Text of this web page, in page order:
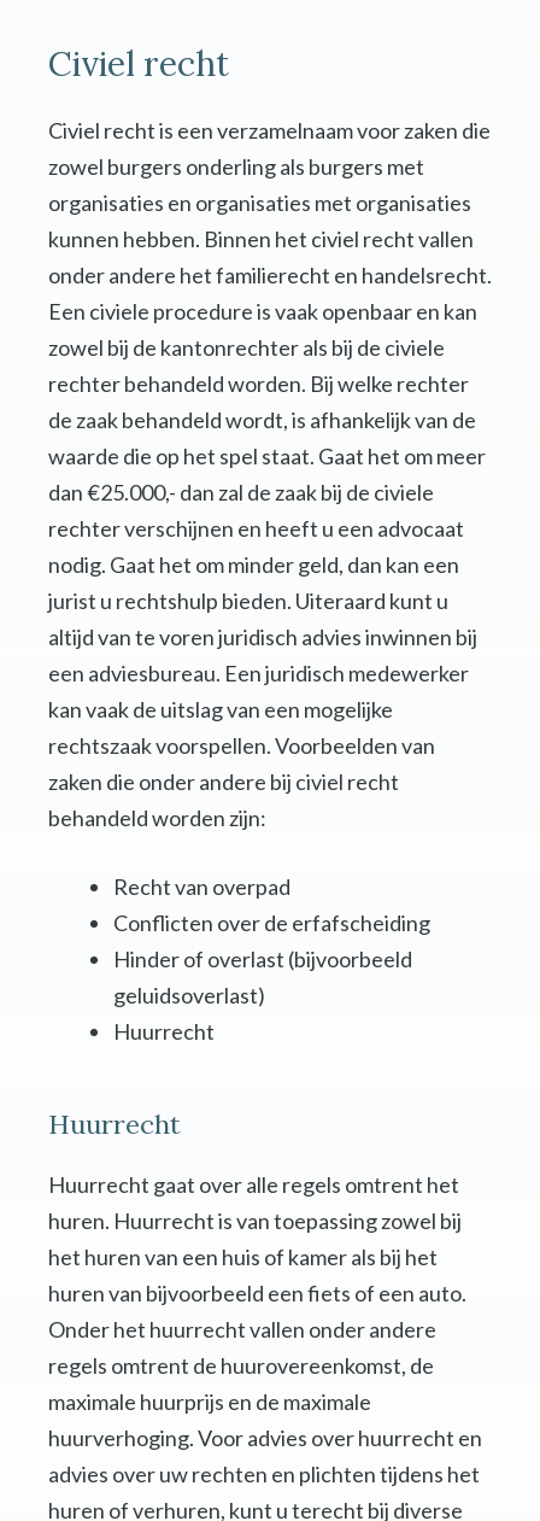
Civiel recht
Civiel recht is een verzamelnaam voor zaken die
zowel burgers onderling als burgers met
organisaties en organisaties met organisaties
kunnen hebben. Binnen het civiel recht vallen
onder andere het familierecht en handelsrecht.
Een civiele procedure is vaak openbaar en kan
zowel bij de kantonrechter als bij de civiele
rechter behandeld worden. Bij welke rechter
de zaak behandeld wordt, is afhankelijk van de
waarde die op het spel staat. Gaat het om meer
dan €25.000,- dan zal de zaak bij de civiele
rechter verschijnen en heeft u een advocaat
nodig. Gaat het om minder geld, dan kan een
jurist u rechtshulp bieden. Uiteraard kunt u
altijd van te voren juridisch advies inwinnen bij
een adviesbureau. Een juridisch medewerker
kan vaak de uitslag van een mogelijke
rechtszaak voorspellen. Voorbeelden van
zaken die onder andere bij civiel recht
behandeld worden zijn:
Recht van overpad
Conflicten over de erfafscheiding
Hinder of overlast (bijvoorbeeld
geluidsoverlast)
Huurrecht
Huurrecht
Huurrecht gaat over alle regels omtrent het
huren. Huurrecht is van toepassing zowel bij
het huren van een huis of kamer als bij het
huren van bijvoorbeeld een fiets of een auto.
Onder het huurrecht vallen onder andere
regels omtrent de huurovereenkomst, de
maximale huurprijs en de maximale
huurverhoging. Voor advies over huurrecht en
advies over uw rechten en plichten tijdens het
huren of verhuren, kunt u terecht bij diverse